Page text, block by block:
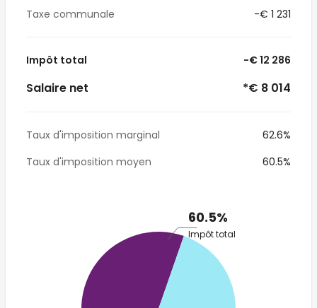
Taxe communale
-€ 1 231
Impôt total -€ 12 286
Salaire net *€ 8 014
Taux d'imposition marginal
62.6%
Taux d'imposition moyen
60.5%
60.5%
Impôt total